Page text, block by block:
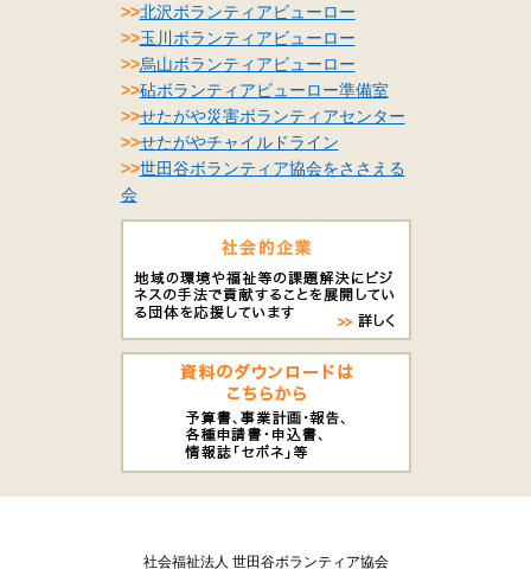
>>北沢ボランティアビューロー
>>玉川ボランティアビューロー
>>烏山ボランティアビューロー
>>砧ボランティアビューロー準備室
>>せたがや災害ボランティアセンター
>>せたがやチャイルドライン
>>世田谷ボランティア協会をささえる
会
社会福祉法人 世田谷ボランティア協会